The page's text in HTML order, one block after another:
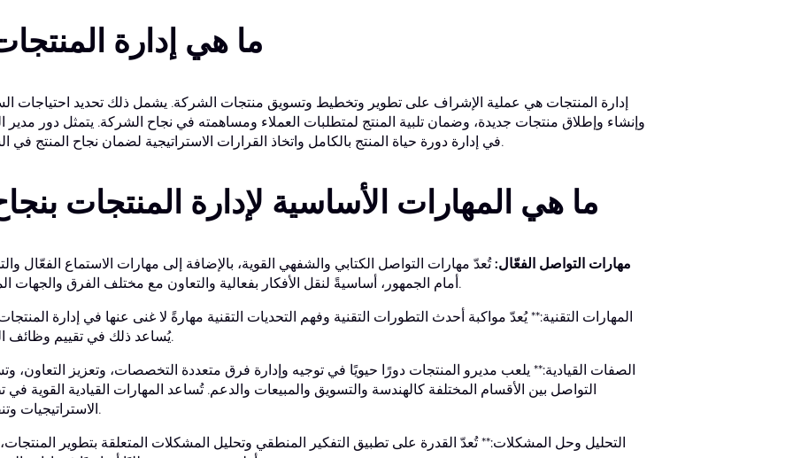
ما هي إدارة
إدارة المنتجات هي عملية الإشراف على تطوير وتخطيط وتسويق منتجات الشركة. يشمل ذلك تحديد احتياجات
وإنشاء وإطلاق منتجات جديدة، وضمان تلبية المنتج لمتطلبات العملاء ومساهمته في نجاح الشركة. يتمثل دور مدير
في إدارة دورة حياة المنتج بالكامل واتخاذ القرارات الاستراتيجية لضمان نجاح المنتج في السوق.
ما هي المهارات الأساسية لإدارة المنتجات
مهارات التواصل الفعّال:تُعدّ مهارات التواصل الكتابي والشفهي القوية، بالإضافة إلى مهارات الاستماع الفعّال
أمام الجمهور، أساسيةً لنقل الأفكار بفعالية والتعاون مع مختلف الفرق والجهات المعنية.
المهارات التقنية:** يُعدّ مواكبة أحدث التطورات التقنية وفهم التحديات التقنية مهارةً لا غنى عنها في إدارة
يُساعد ذلك في تقييم وظائف المنتج.
الصفات القيادية:** يلعب مديرو المنتجات دورًا حيويًا في توجيه وإدارة فرق متعددة التخصصات، وتعزيز التعاون،
التواصل بين الأقسام المختلفة كالهندسة والتسويق والمبيعات والدعم. تُساعد المهارات القيادية القوية في
الاستراتيجيات وتنفيذها.
التحليل وحل المشكلات:** تُعدّ القدرة على تطبيق التفكير المنطقي وتحليل المشكلات المتعلقة بتطوير المنتجات،